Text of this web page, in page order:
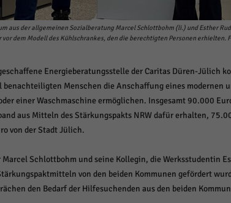
aus der allgemeinen Sozialberatung Marcel Schlottbohm (li.) und Esther
vor dem Modell des Kühlschrankes, den die berechtigten Personen erhielten.
Energieberatungsstelle der Caritas Düren-Jülich
benachteiligten Menschen die Anschaffung eines modernen
einer Waschmaschine ermöglichen. Insgesamt 90.000
aus Mitteln des Stärkungspakts NRW dafür erhalten,
von der Stadt Jülich.
Marcel Schlottbohm und seine Kollegin, die Werksstudentin
von den beiden Kommunen gefördert
den Bedarf der Hilfesuchenden aus den beiden
Datenschutzeinstellungen
Essenziell (1)
Essenzielle Cookies ermöglichen
Cookie-
Statistiken (1)
Statistik Cookies erfassen Informationen
Marketing (1)
Marketing-Cookies werden von